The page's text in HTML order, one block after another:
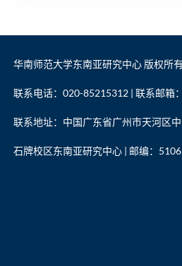
华南师范大学东南亚研究中心 版权所
联系电话：020-85215312 | 联系邮箱
联系地址：中国广东省广州市天河区
石牌校区东南亚研究中心 | 邮编：